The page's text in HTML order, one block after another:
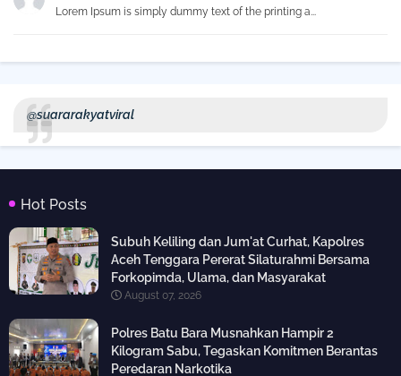
Lorem Ipsum is simply dummy text of the printing a...
@suararakyatviral
Hot Posts
Subuh Keliling dan Jum'at Curhat, Kapolres
Aceh Tenggara Pererat Silaturahmi Bersama
Forkopimda, Ulama, dan Masyarakat
August 07, 2026
Polres Batu Bara Musnahkan Hampir 2
Kilogram Sabu, Tegaskan Komitmen Berantas
Peredaran Narkotika